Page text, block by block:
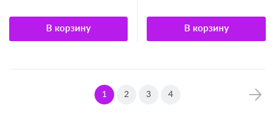
В корзину В корзину
1 2 3 4